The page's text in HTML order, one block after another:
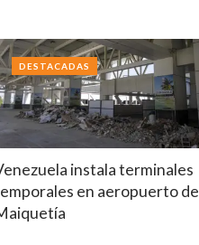
instala terminales
en aeropuerto de
DESTACADAS